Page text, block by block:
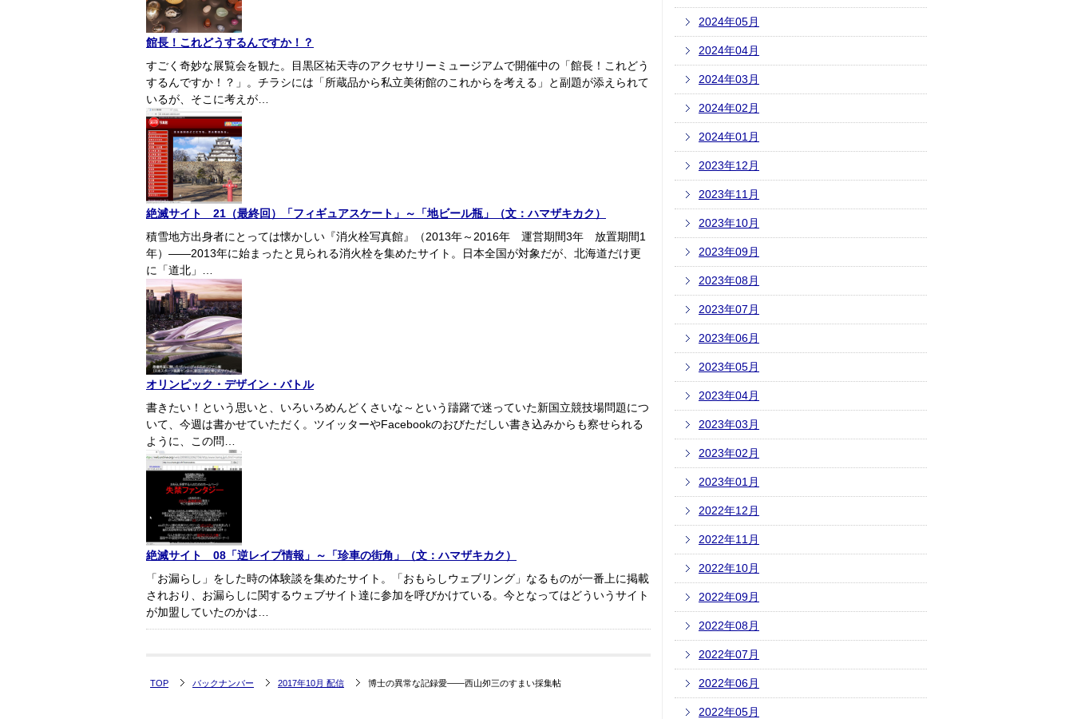
館長！これどうするんですか！？
すごく奇妙な展覧会を観た。目黒区祐天寺のアクセサリーミュージアムで開催中の「館長！これどう
するんですか！？」。チラシには「所蔵品から私立美術館のこれからを考える」と副題が添えられて
いるが、そこに考えが…
絶滅サイト 21（最終回）「フィギュアスケート」～「地ビール瓶」（文：ハマザキカク）
積雪地方出身者にとっては懐かしい『消火栓写真館』（2013年～2016年 運営期間3年 放置期間1
年）――2013年に始まったと見られる消火栓を集めたサイト。日本全国が対象だが、北海道だけ更
に「道北」…
オリンピック・デザイン・バトル
書きたい！という思いと、いろいろめんどくさいな～という躊躇で迷っていた新国立競技場問題につ
いて、今週は書かせていただく。ツイッターやFacebookのおびただしい書き込みからも察せられる
ように、この問…
絶滅サイト 08「逆レイプ情報」～「珍車の街角」（文：ハマザキカク）
「お漏らし」をした時の体験談を集めたサイト。「おもらしウェブリング」なるものが一番上に掲載
されおり、お漏らしに関するウェブサイト達に参加を呼びかけている。今となってはどういうサイト
が加盟していたのかは…
TOP バックナンバー 2017年10月 配信 博士の異常な記録愛――西山夘三のすまい採集帖
2024年05月
2024年04月
2024年03月
2024年02月
2024年01月
2023年12月
2023年11月
2023年10月
2023年09月
2023年08月
2023年07月
2023年06月
2023年05月
2023年04月
2023年03月
2023年02月
2023年01月
2022年12月
2022年11月
2022年10月
2022年09月
2022年08月
2022年07月
2022年06月
2022年05月